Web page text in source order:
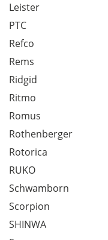
Leister
PTC
Refco
Rems
Ridgid
Ritmo
Romus
Rothenberger
Rotorica
RUKO
Schwamborn
Scorpion
SHINWA